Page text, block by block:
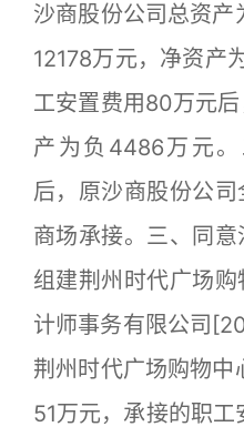
沙商股份公司总资产
12178万元，净资产
工安置费用80万元
产为负4486万元
后，原沙商股份公
商场承接。三、同
组建荆州时代广场
计师事务有限公司
荆州时代广场购物
51万元，承接的职